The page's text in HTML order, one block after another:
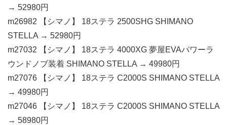
→ 52980円
m26982 【シマノ】 18ステラ 2500SHG SHIMANO
STELLA → 52980円
m27032 【シマノ】 18ステラ 4000XG 夢屋EVAパワーラ
ウンドノブ装着 SHIMANO STELLA → 49980円
m27076 【シマノ】 18ステラ C2000S SHIMANO STELLA
→ 49980円
m27046 【シマノ】 18ステラ C2000S SHIMANO STELLA
→ 58980円